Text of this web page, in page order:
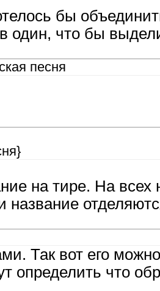
бы
один, что бы
песня
на тире. На всех
название
Так вот его
определить что